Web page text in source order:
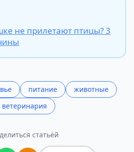
не прилетают птицы? 3
питание
животные
ветеринария
статьёй